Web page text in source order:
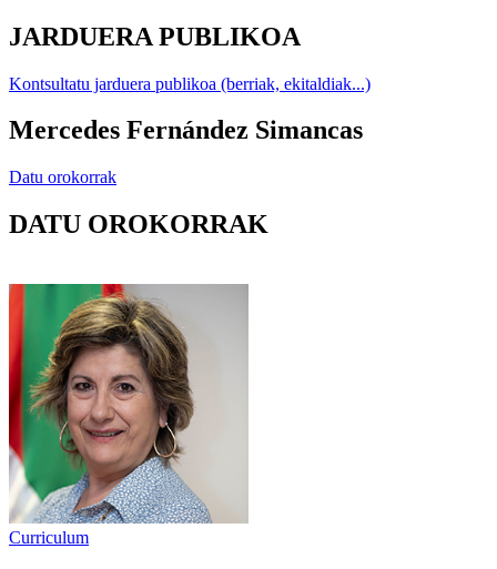
JARDUERA PUBLIKOA
Kontsultatu jarduera publikoa (berriak, ekitaldiak...)
Mercedes Fernández Simancas
Datu orokorrak
DATU OROKORRAK
Curriculum